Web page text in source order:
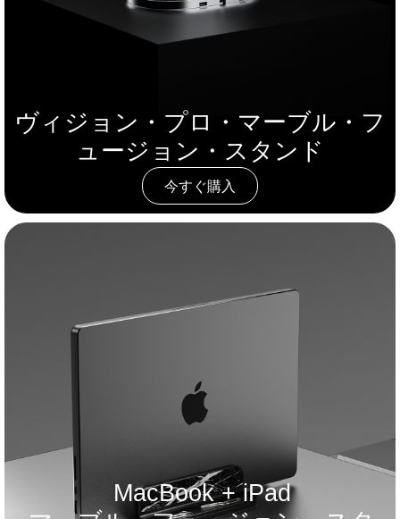
ヴィジョン・プロ・マーブル・フ
ュージョン・スタンド
今すぐ購入
MacBook + iPad